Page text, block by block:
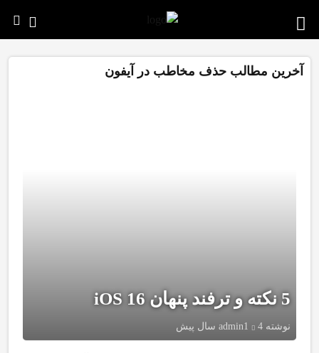
آخرین مطالب حذف مخاطب در آیفون
5 نکته و ترفند پنهان iOS 16
نوشته admin1 4 سال پیش